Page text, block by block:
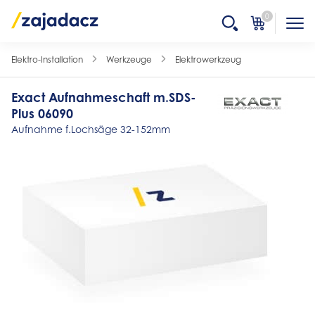
0
Elektro-Installation Werkzeuge Elektrowerkzeug
Exact Aufnahmeschaft m.SDS-
Plus 06090
Aufnahme f.Lochsäge 32-152mm